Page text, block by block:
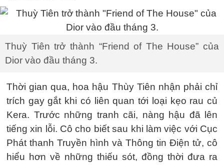
Thuỳ Tiên trở thành “Friend of The House” của
Dior vào đầu tháng 3.
Thời gian qua, hoa hậu Thùy Tiên nhận phải chỉ
trích gay gắt khi có liên quan tới loại kẹo rau củ
Kera. Trước những tranh cãi, nàng hậu đã lên
tiếng xin lỗi. Cô cho biết sau khi làm việc với Cục
Phát thanh Truyền hình và Thông tin Điện tử, cô
hiểu hơn về những thiếu sót, đồng thời đưa ra